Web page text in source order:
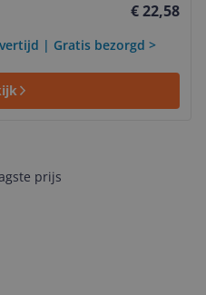
€ 22,58
| Gratis bezorgd >
prijs